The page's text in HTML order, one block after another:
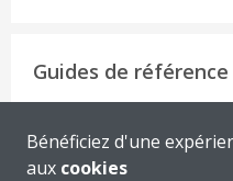
Guides de
Bénéficiez d'une
aux cookies